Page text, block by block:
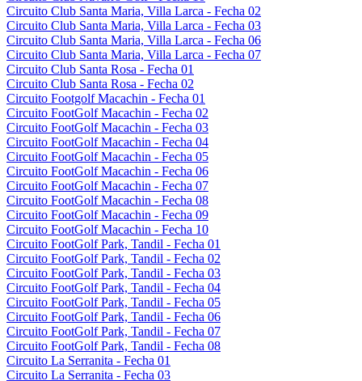
Circuito Club Santa Maria, Villa Larca - Fecha 02
Circuito Club Santa Maria, Villa Larca - Fecha 03
Circuito Club Santa Maria, Villa Larca - Fecha 06
Circuito Club Santa Maria, Villa Larca - Fecha 07
Circuito Club Santa Rosa - Fecha 01
Circuito Club Santa Rosa - Fecha 02
Circuito Footgolf Macachin - Fecha 01
Circuito FootGolf Macachin - Fecha 02
Circuito FootGolf Macachin - Fecha 03
Circuito FootGolf Macachin - Fecha 04
Circuito FootGolf Macachin - Fecha 05
Circuito FootGolf Macachin - Fecha 06
Circuito FootGolf Macachin - Fecha 07
Circuito FootGolf Macachin - Fecha 08
Circuito FootGolf Macachin - Fecha 09
Circuito FootGolf Macachin - Fecha 10
Circuito FootGolf Park, Tandil - Fecha 01
Circuito FootGolf Park, Tandil - Fecha 02
Circuito FootGolf Park, Tandil - Fecha 03
Circuito FootGolf Park, Tandil - Fecha 04
Circuito FootGolf Park, Tandil - Fecha 05
Circuito FootGolf Park, Tandil - Fecha 06
Circuito FootGolf Park, Tandil - Fecha 07
Circuito FootGolf Park, Tandil - Fecha 08
Circuito La Serranita - Fecha 01
Circuito La Serranita - Fecha 03